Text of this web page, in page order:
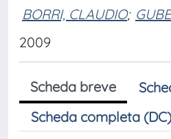
BORRI, CLAUDIO;
2009
Scheda breve
Scheda completa (DC)